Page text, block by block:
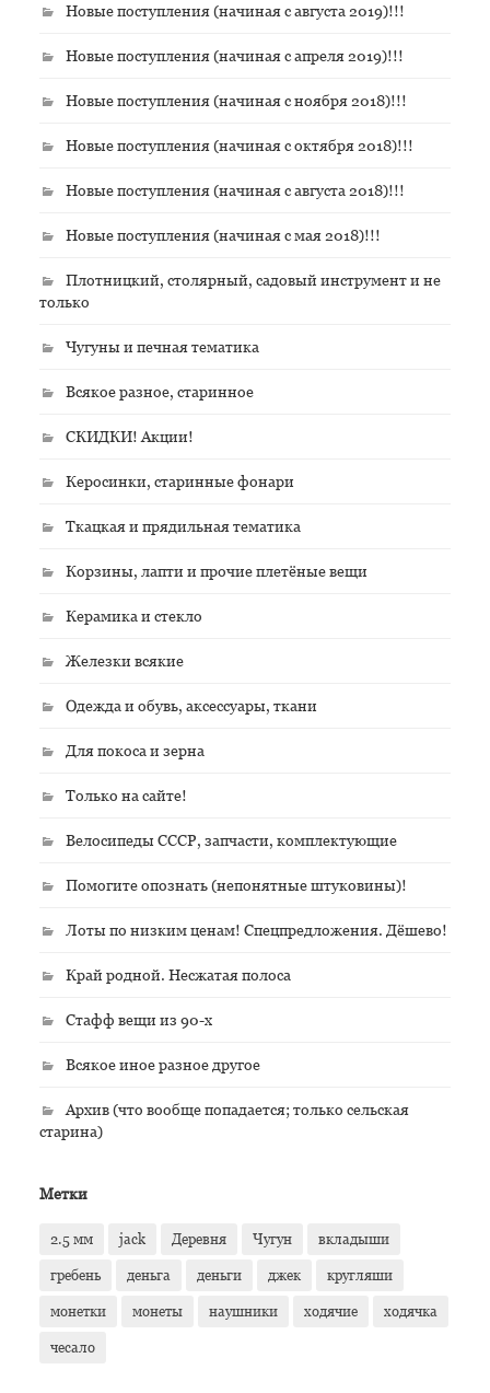
Новые поступления (начиная с августа 2019)!!!
Новые поступления (начиная с апреля 2019)!!!
Новые поступления (начиная с ноября 2018)!!!
Новые поступления (начиная с октября 2018)!!!
Новые поступления (начиная с августа 2018)!!!
Новые поступления (начиная с мая 2018)!!!
Плотницкий, столярный, садовый инструмент и не
только
Чугуны и печная тематика
Всякое разное, старинное
СКИДКИ! Акции!
Керосинки, старинные фонари
Ткацкая и прядильная тематика
Корзины, лапти и прочие плетёные вещи
Керамика и стекло
Железки всякие
Одежда и обувь, аксессуары, ткани
Для покоса и зерна
Только на сайте!
Велосипеды СССР, запчасти, комплектующие
Помогите опознать (непонятные штуковины)!
Лоты по низким ценам! Спецпредложения. Дёшево!
Край родной. Несжатая полоса
Стафф вещи из 90-х
Всякое иное разное другое
Архив (что вообще попадается; только сельская
старина)
Метки
2.5 мм jack Деревня Чугун вкладыши
гребень деньга деньги джек кругляши
монетки монеты наушники ходячие ходячка
чесало